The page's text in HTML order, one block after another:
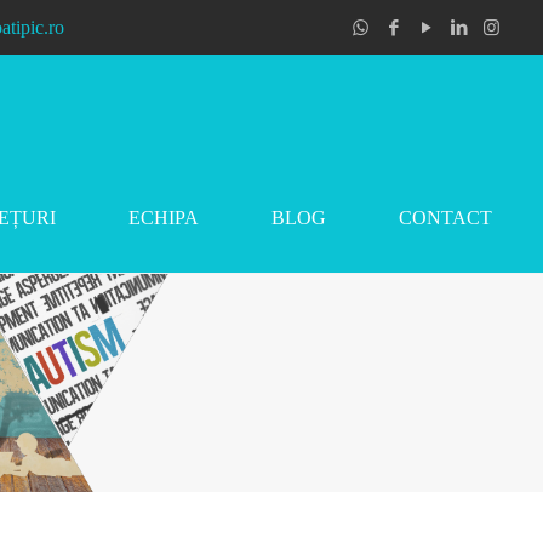
ECHIPA BLOG CONTACT